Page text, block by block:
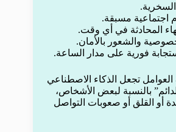
السخرية.
اجتماعية مسبقة.
المحادثة في أي وقت.
والشعور بالأمان.
فورية على مدار الساعة.
تجعل الذكاء الاصطناعي
بالنسبة لبعض الأشخاص،
أو القلق أو صعوبات التواصل